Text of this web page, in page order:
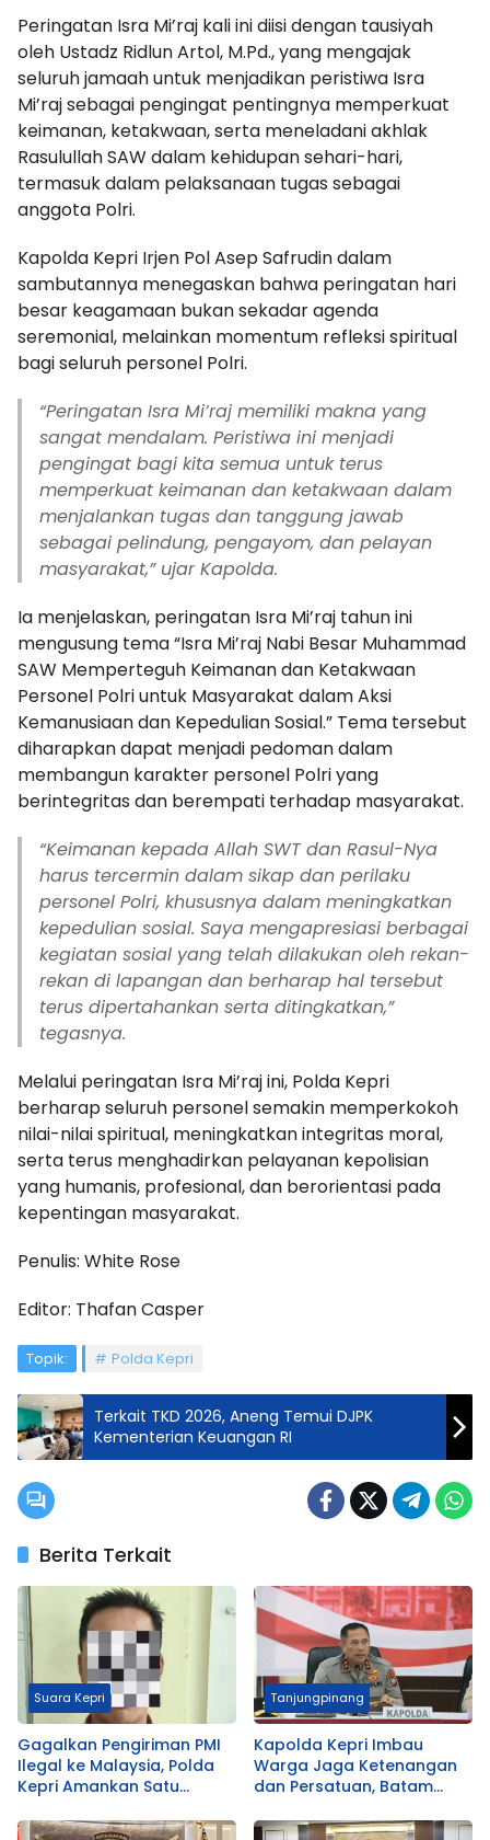
Peringatan Isra Mi’raj kali ini diisi dengan tausiyah
oleh Ustadz Ridlun Artol, M.Pd., yang mengajak
seluruh jamaah untuk menjadikan peristiwa Isra
Mi’raj sebagai pengingat pentingnya memperkuat
keimanan, ketakwaan, serta meneladani akhlak
Rasulullah SAW dalam kehidupan sehari-hari,
termasuk dalam pelaksanaan tugas sebagai
anggota Polri.
Kapolda Kepri Irjen Pol Asep Safrudin dalam
sambutannya menegaskan bahwa peringatan hari
besar keagamaan bukan sekadar agenda
seremonial, melainkan momentum refleksi spiritual
bagi seluruh personel Polri.
“Peringatan Isra Mi’raj memiliki makna yang
sangat mendalam. Peristiwa ini menjadi
pengingat bagi kita semua untuk terus
memperkuat keimanan dan ketakwaan dalam
menjalankan tugas dan tanggung jawab
sebagai pelindung, pengayom, dan pelayan
masyarakat,” ujar Kapolda.
Ia menjelaskan, peringatan Isra Mi’raj tahun ini
mengusung tema “Isra Mi’raj Nabi Besar Muhammad
SAW Memperteguh Keimanan dan Ketakwaan
Personel Polri untuk Masyarakat dalam Aksi
Kemanusiaan dan Kepedulian Sosial.” Tema tersebut
diharapkan dapat menjadi pedoman dalam
membangun karakter personel Polri yang
berintegritas dan berempati terhadap masyarakat.
“Keimanan kepada Allah SWT dan Rasul-Nya
harus tercermin dalam sikap dan perilaku
personel Polri, khususnya dalam meningkatkan
kepedulian sosial. Saya mengapresiasi berbagai
kegiatan sosial yang telah dilakukan oleh rekan-
rekan di lapangan dan berharap hal tersebut
terus dipertahankan serta ditingkatkan,”
tegasnya.
Melalui peringatan Isra Mi’raj ini, Polda Kepri
berharap seluruh personel semakin memperkokoh
nilai-nilai spiritual, meningkatkan integritas moral,
serta terus menghadirkan pelayanan kepolisian
yang humanis, profesional, dan berorientasi pada
kepentingan masyarakat.
Penulis: White Rose
Editor: Thafan Casper
Topik: Polda Kepri
Terkait TKD 2026, Aneng Temui DJPK
Kementerian Keuangan RI
Berita Terkait
Suara Kepri
Gagalkan Pengiriman PMI
Ilegal ke Malaysia, Polda
Kepri Amankan Satu
Center
Tanjungpinang
Kapolda Kepri Imbau
Warga Jaga Ketenangan
dan Persatuan, Batam